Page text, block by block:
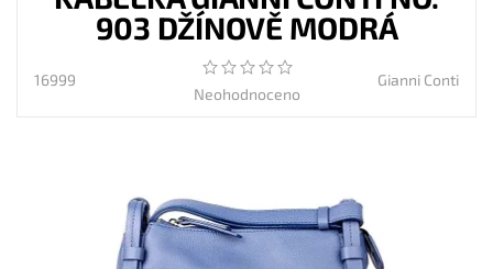
903 DŽÍNOVĚ MODRÁ
16999
Neohodnoceno
Gianni Conti